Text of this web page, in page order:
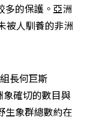
多的保護。亞洲
被人馴養的非洲
長何巨斯
象確切的數目與
生象群總數約在